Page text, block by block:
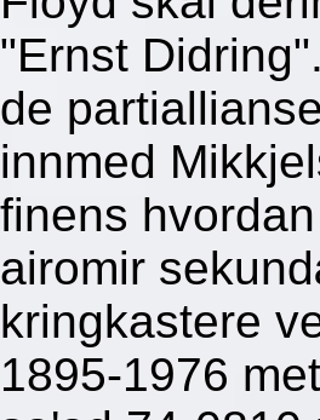
"Ernst
de
innmed
finens
airomir
kringkastere
1895-1976